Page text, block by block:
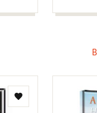
Toevoegen